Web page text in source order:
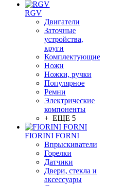
RGV
Двигатели
Заточные
устройства,
круги
Комплектующие
Ножи
Ножки, ручки
Популярное
Ремни
Электрические
компоненты
+ ЕЩЕ 5
FIORINI FORNI
Впрыскиватели
Горелки
Датчики
Двери, стекла и
аксессуары